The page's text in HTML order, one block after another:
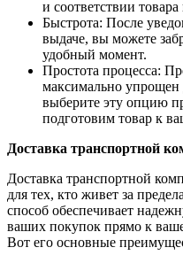
и соответствии
Быстрота: После
выдаче, вы можете
удобный момент.
Простота процесса:
максимально упрощен
выберите эту опцию
подготовим товар к
Доставка транспортной
Доставка транспортной
для тех, кто живет за
способ обеспечивает
ваших покупок прямо к
Вот его основные